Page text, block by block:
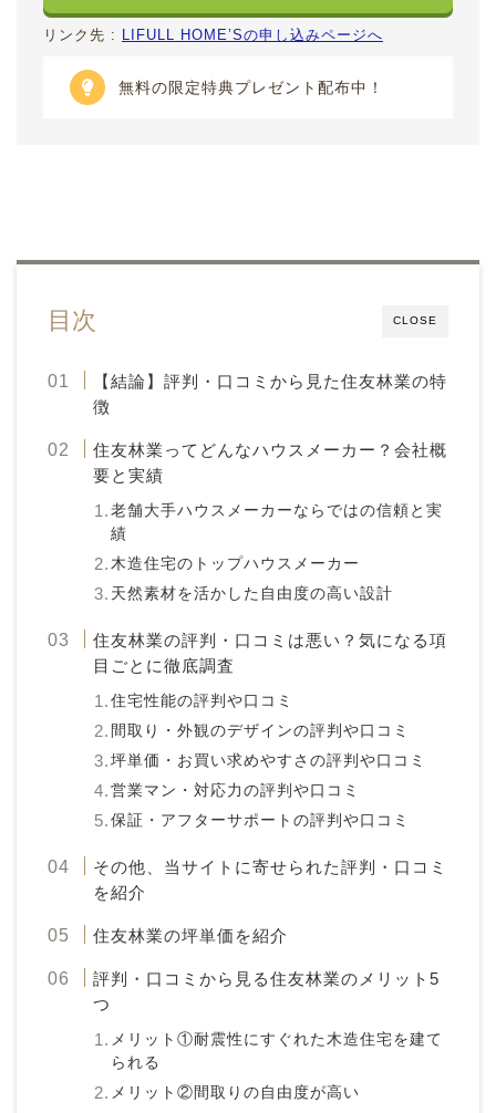
リンク先 : LIFULL HOME’Sの申し込みページへ
無料の限定特典プレゼント配布中！
CLOSE
目次
【結論】評判・口コミから見た住友林業の特
徴
住友林業ってどんなハウスメーカー？会社概
要と実績
老舗大手ハウスメーカーならではの信頼と実
績
木造住宅のトップハウスメーカー
天然素材を活かした自由度の高い設計
住友林業の評判・口コミは悪い？気になる項
目ごとに徹底調査
住宅性能の評判や口コミ
間取り・外観のデザインの評判や口コミ
坪単価・お買い求めやすさの評判や口コミ
営業マン・対応力の評判や口コミ
保証・アフターサポートの評判や口コミ
その他、当サイトに寄せられた評判・口コミ
を紹介
住友林業の坪単価を紹介
評判・口コミから見る住友林業のメリット5
つ
メリット①耐震性にすぐれた木造住宅を建て
られる
メリット②間取りの自由度が高い